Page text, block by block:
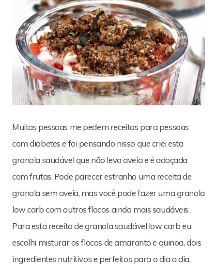
Muitas pessoas me pedem receitas para pessoas
com diabetes e foi pensando nisso que criei esta
granola saudável que não leva aveia e é adoçada
com frutas. Pode parecer estranho uma receita de
granola sem aveia, mas você pode fazer uma granola
low carb com outros flocos ainda mais saudáveis.
Para esta receita de granola saudável low carb eu
escolhi misturar os flocos de amaranto e quinoa, dois
ingredientes nutritivos e perfeitos para o dia a dia.